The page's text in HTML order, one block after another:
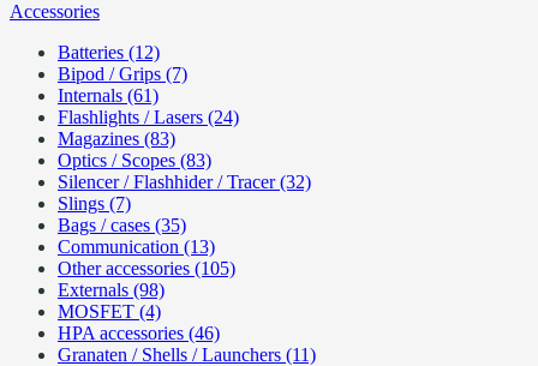
Accessories
Batteries (12)
Bipod / Grips (7)
Internals (61)
Flashlights / Lasers (24)
Magazines (83)
Optics / Scopes (83)
Silencer / Flashhider / Tracer (32)
Slings (7)
Bags / cases (35)
Communication (13)
Other accessories (105)
Externals (98)
MOSFET (4)
HPA accessories (46)
Granaten / Shells / Launchers (11)